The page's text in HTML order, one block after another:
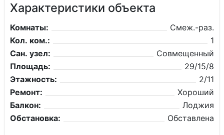
Характеристики объекта
Комнаты:
Смеж.-раз.
Кол. ком.:
1
Сан. узел:
Совмещенный
Площадь:
29/15/8
Этажность:
2/11
Ремонт:
Хороший
Балкон:
Лоджия
Обстановка:
Обставлена